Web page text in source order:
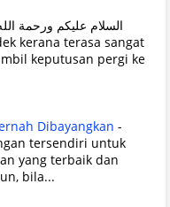
keputusan pergi ke
Dibayangkan -
tersendiri untuk
yang terbaik dan
bila...